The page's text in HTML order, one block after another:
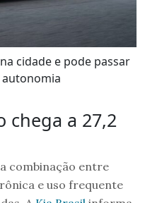
cidade e pode passar
autonomia
chega a 27,2
combinação entre
e uso frequente